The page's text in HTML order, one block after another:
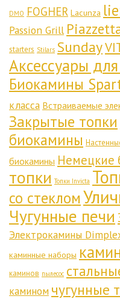
DMO FOGHER Lacunza
Passion Grill
starters Stilars Sunday
Аксессуары
Биокамины
класса Встраиваемые
Закрытые топки
биокамины
биокамины Немецкие
топки Топки Invicta
со стеклом
Чугунные печи
Электрокамины
каминные наборы
каминов пылесос
камином чугунные